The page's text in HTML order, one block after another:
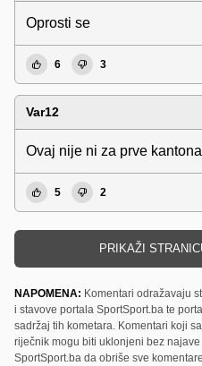
Oprosti se
6 3
Var12
Ovaj nije ni za prve
5 2
PRIKAŽI
NAPOMENA: Komentari odražavaju
i stavove portala SportSport.ba te
sadržaj tih kometara. Komentari koji
riječnik mogu biti uklonjeni bez
SportSport.ba da obriše sve